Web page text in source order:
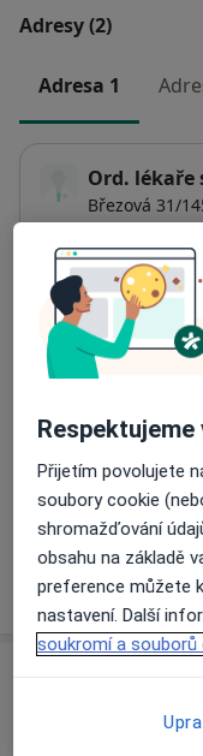
Adresy (2)
Adresa 1
Ord. lékaře
Březová 31/
Dostupnost
Na této adrese
Co mám v takové
Na teto adrese
Detaily
Přijetím povolujete
soubory cookie
shromažďování
obsahu na základě
preference můžete
nastavení. Další
soukromí a souborů